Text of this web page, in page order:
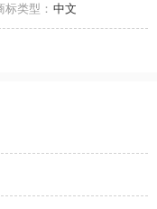
标类型： 中文